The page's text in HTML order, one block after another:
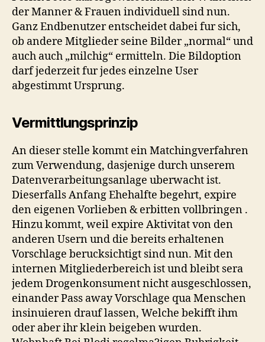
der Manner & Frauen individuell sind nun.
Ganz Endbenutzer entscheidet dabei fur sich,
ob andere Mitglieder seine Bilder „normal“ und
auch auch „milchig“ ermitteln. Die Bildoption
darf jederzeit fur jedes einzelne User
abgestimmt Ursprung.
Vermittlungsprinzip
An dieser stelle kommt ein Matchingverfahren
zum Verwendung, dasjenige durch unserem
Datenverarbeitungsanlage uberwacht ist.
Dieserfalls Anfang Ehehalfte begehrt, expire
den eigenen Vorlieben & erbitten vollbringen .
Hinzu kommt, weil expire Aktivitat von den
anderen Usern und die bereits erhaltenen
Vorschlage berucksichtigt sind nun. Mit den
internen Mitgliederbereich ist und bleibt sera
jedem Drogenkonsument nicht ausgeschlossen,
einander Pass away Vorschlage qua Menschen
insinuieren drauf lassen, Welche bekifft ihm
oder aber ihr klein beigeben wurden.